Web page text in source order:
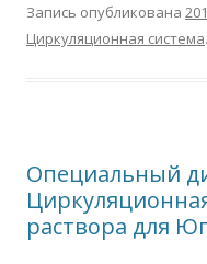
Запись опубликована
Циркуляционная система.
Опециальный
раствора для